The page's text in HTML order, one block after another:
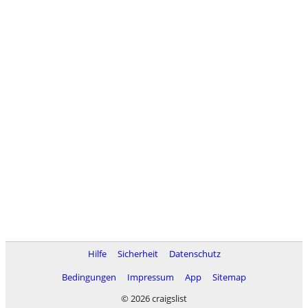
Hilfe Sicherheit
Datenschutz
Bedingungen
Impressum App
Sitemap
© 2026 craigslist